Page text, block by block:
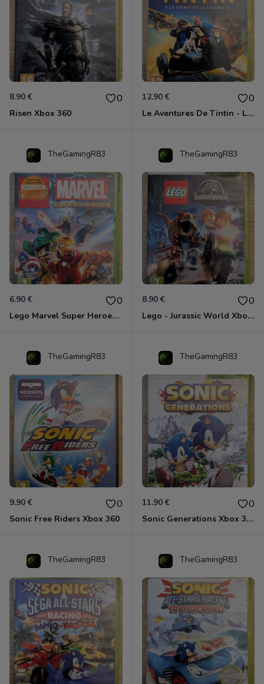
8.90 € 0
Risen Xbox 360
12.90 € 0
Le Aventures De Tintin - Le Secret De La Licorne Xbox 360
TheGamingR83
6.90 € 0
Lego Marvel Super Heroes Xbox 360
TheGamingR83
8.90 € 0
Lego - Jurassic World Xbox 360
TheGamingR83
9.90 € 0
Sonic Free Riders Xbox 360
TheGamingR83
11.90 € 0
Sonic Generations Xbox 360
TheGamingR83 TheGamingR83